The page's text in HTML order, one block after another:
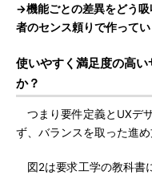
→機能ごとの差異をどう
者のセンス頼りで作って
使いやすく満足度の高
か？
つまり要件定義とUXデ
ず、バランスを取った進
図2は要求工学の教科書